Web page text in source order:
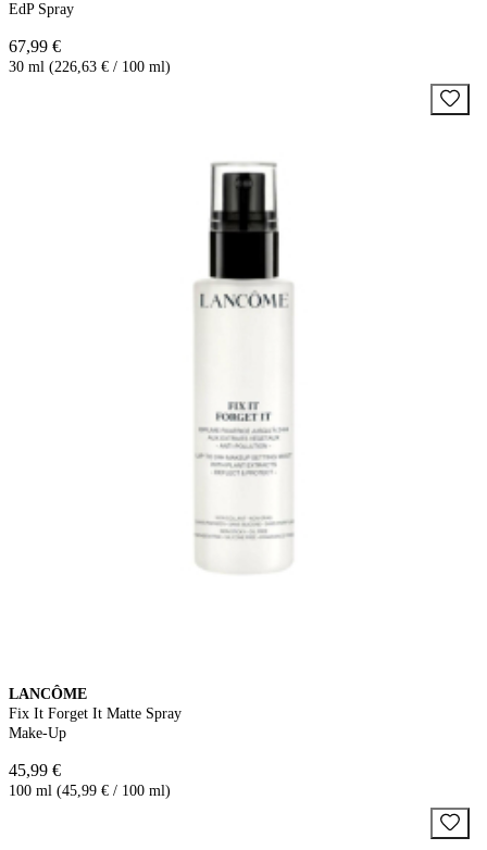
EdP Spray
67,99 €
30 ml (226,63 € / 100 ml)
LANCÔME
Fix It Forget It Matte Spray
Make-Up
45,99 €
100 ml (45,99 € / 100 ml)